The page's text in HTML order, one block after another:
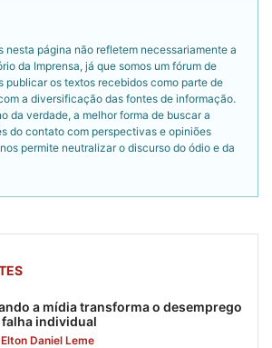
nesta página não refletem necessariamente a
da Imprensa, já que somos um fórum de
publicar os textos recebidos como parte de
a diversificação das fontes de informação.
da verdade, a melhor forma de buscar a
do contato com perspectivas e opiniões
permite neutralizar o discurso do ódio e da
a mídia transforma o desemprego
falha individual
Elton Daniel Leme